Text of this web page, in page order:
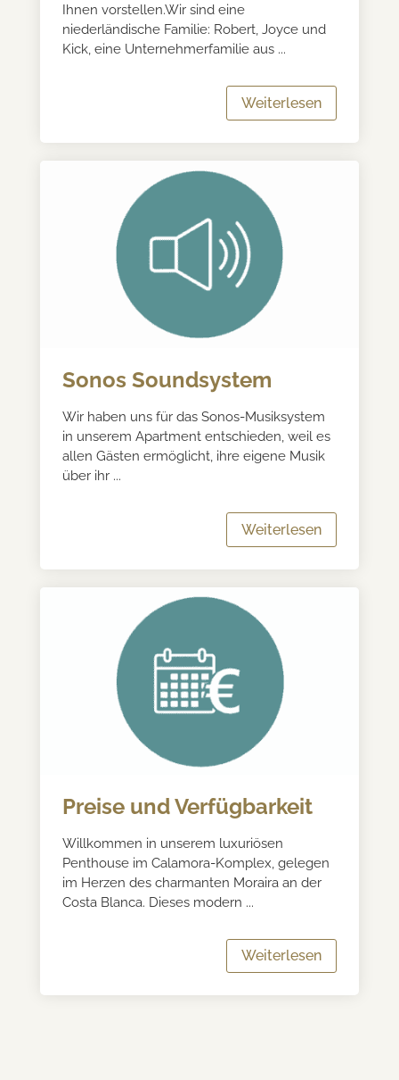
Ihnen vorstellen.Wir sind eine
niederländische Familie: Robert, Joyce und
Kick, eine Unternehmerfamilie aus ...
Weiterlesen
Sonos Soundsystem
Wir haben uns für das Sonos-Musiksystem
in unserem Apartment entschieden, weil es
allen Gästen ermöglicht, ihre eigene Musik
über ihr ...
Weiterlesen
Preise und Verfügbarkeit
Willkommen in unserem luxuriösen
Penthouse im Calamora-Komplex, gelegen
im Herzen des charmanten Moraira an der
Costa Blanca. Dieses modern ...
Weiterlesen